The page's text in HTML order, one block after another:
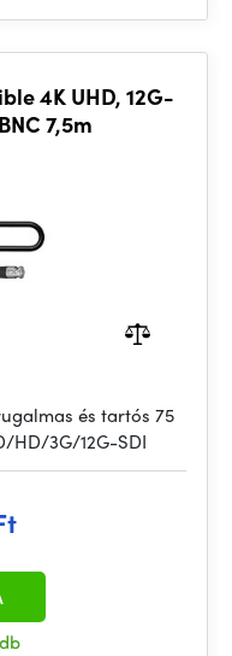
4K UHD, 12G-
7,5m
és tartós 75
HD/3G/12G-SDI